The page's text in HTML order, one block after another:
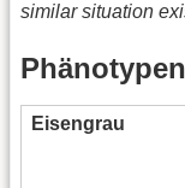
similar situation
Eisengrau